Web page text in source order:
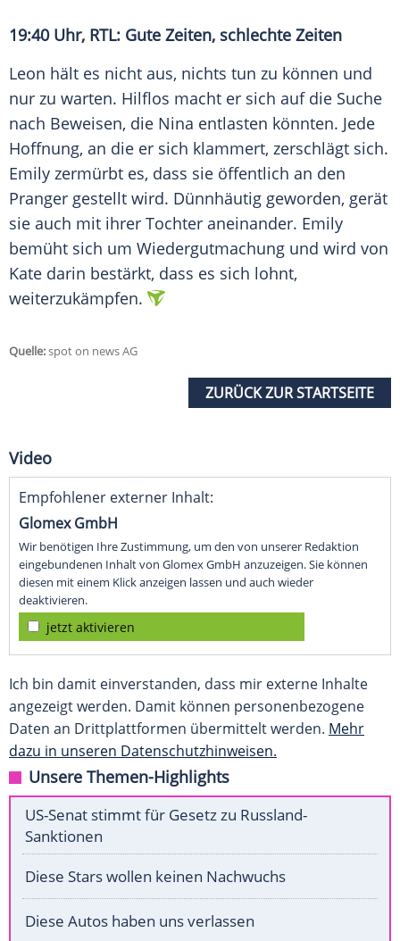
19:40 Uhr, RTL: Gute Zeiten, schlechte Zeiten
Leon hält es nicht aus, nichts tun zu können und
nur zu warten. Hilflos macht er sich auf die Suche
nach Beweisen, die Nina entlasten könnten. Jede
Hoffnung, an die er sich klammert, zerschlägt sich.
Emily zermürbt es, dass sie öffentlich an den
Pranger gestellt wird. Dünnhäutig geworden, gerät
sie auch mit ihrer Tochter aneinander. Emily
bemüht sich um Wiedergutmachung und wird von
Kate darin bestärkt, dass es sich lohnt,
weiterzukämpfen.
Quelle:spot on news AG
ZURÜCK ZUR STARTSEITE
Video
Empfohlener externer Inhalt:
Glomex GmbH
Wir benötigen Ihre Zustimmung, um den von unserer Redaktion
eingebundenen Inhalt von Glomex GmbH anzuzeigen. Sie können
diesen mit einem Klick anzeigen lassen und auch wieder
deaktivieren.
jetzt aktivieren
Ich bin damit einverstanden, dass mir externe Inhalte
angezeigt werden. Damit können personenbezogene
Daten an Drittplattformen übermittelt werden. Mehr
dazu in unseren Datenschutzhinweisen.
Unsere Themen-Highlights
US-Senat stimmt für Gesetz zu Russland-
Sanktionen
Diese Stars wollen keinen Nachwuchs
Diese Autos haben uns verlassen